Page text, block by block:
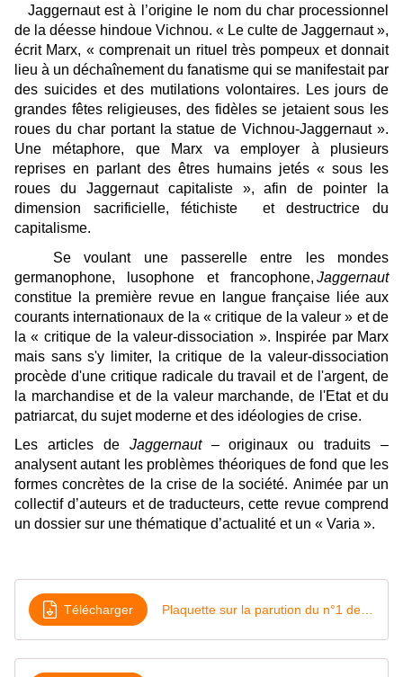
Jaggernaut est à l’origine le nom du char processionnel
de la déesse hindoue Vichnou. « Le culte de Jaggernaut »,
écrit Marx, « comprenait un rituel très pompeux et donnait
lieu à un déchaînement du fanatisme qui se manifestait par
des suicides et des mutilations volontaires. Les jours de
grandes fêtes religieuses, des fidèles se jetaient sous les
roues du char portant la statue de Vichnou-Jaggernaut ».
Une métaphore, que Marx va employer à plusieurs
reprises en parlant des êtres humains jetés « sous les
roues du Jaggernaut capitaliste », afin de pointer la
dimension sacrificielle, fétichiste et destructrice du
capitalisme.
Se voulant une passerelle entre les mondes
germanophone, lusophone et francophone, Jaggernaut
constitue la première revue en langue française liée aux
courants internationaux de la « critique de la valeur » et de
la « critique de la valeur-dissociation ». Inspirée par Marx
mais sans s'y limiter, la critique de la valeur-dissociation
procède d'une critique radicale du travail et de l'argent, de
la marchandise et de la valeur marchande, de l'Etat et du
patriarcat, du sujet moderne et des idéologies de crise.
Les articles de Jaggernaut– originaux ou traduits –
analysent autant les problèmes théoriques de fond que les
formes concrètes de la crise de la société. Animée par un
collectif d’auteurs et de traducteurs, cette revue comprend
un dossier sur une thématique d’actualité et un « Varia ».
Télécharger